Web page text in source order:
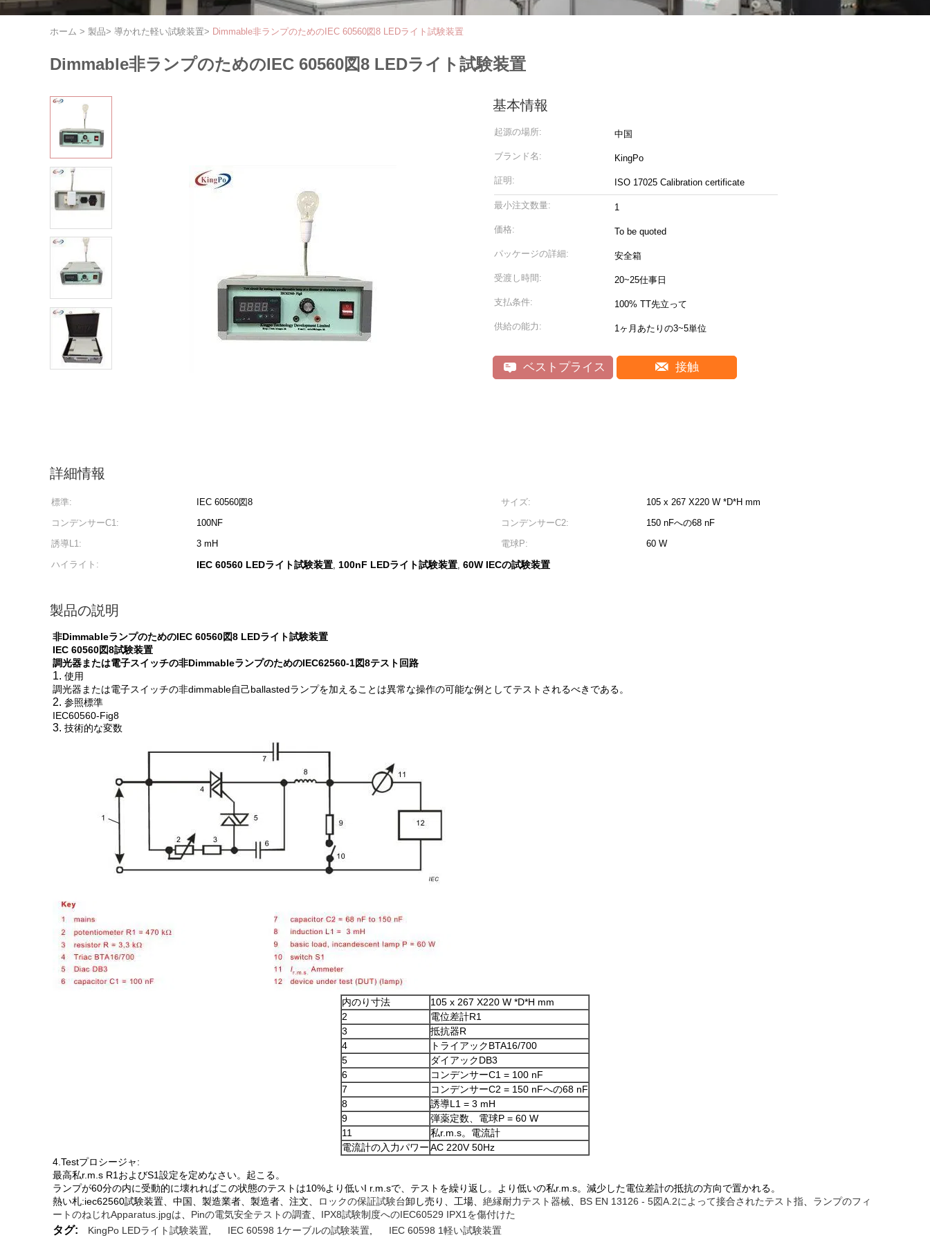
ホーム > 製品> 導かれた軽い試験装置> Dimmable非ランプのためのIEC 60560図8 LEDライト試験装置
Dimmable非ランプのためのIEC 60560図8 LEDライト試験装置
基本情報
起源の場所: 中国
ブランド名: KingPo
証明: ISO 17025 Calibration certificate
最小注文数量: 1
価格: To be quoted
パッケージの詳細: 安全箱
受渡し時間: 20~25仕事日
支払条件: 100% TT先立って
供給の能力: 1ヶ月あたりの3~5単位
ベストプライス 接触
詳細情報
標準: IEC 60560図8 サイズ:
105 x 267 X220 W *D*H mm
コンデンサーC1:
100NF コンデンサーC2:
150 nFへの68 nF
誘導L1:
3 mH 電球P:
60 W
ハイライト:
IEC 60560 LEDライト試験装置, 100nF LEDライト試験装置, 60W IECの試験装置
製品の説明
非DimmableランプのためのIEC 60560図8 LEDライト試験装置
IEC 60560図8試験装置
調光器または電子スイッチの非DimmableランプのためのIEC62560-1図8テスト回路
1. 使用
調光器または電子スイッチの非dimmable自己ballastedランプを加えることは異常な操作の可能な例としてテストされるべきである。
2. 参照標準
IEC60560-Fig8
3. 技術的な変数
内のり寸法
105 x 267 X220 W *D*H mm
2
電位差計R1
3
抵抗器R
4
トライアックBTA16/700
5
ダイアックDB3
6
コンデンサーC1 = 100 nF
7
コンデンサーC2 = 150 nFへの68 nF
8
誘導L1 = 3 mH
9
弾薬定数、電球P = 60 W
11
私r.m.s。電流計
電流計の入力パワーAC 220V 50Hz
4.Testプロシージャ:
最高私r.m.s R1およびS1設定を定めなさい。起こる。
ランプが60分の内に受動的に壊れればこの状態のテストは10%より低いI r.m.sで、テストを繰り返し。より低いの私r.m.s。減少した電位差計の抵抗の方向で置かれる。
熱い札:iec62560試験装置、中国、製造業者、製造者、注文、
ロックの保証試験台卸し売り、工場、 絶縁耐力テスト器械 BS EN 13126 - 5図A.2によって接合されたテスト指
ランプのフィ
ートのねじれApparatus.jpgは
Pinの電気安全テストの調査 IPX8試験制度へのIEC60529 IPX1を傷付けた
タグ: KingPo LEDライト試験装置 IEC 60598 1ケーブルの試験装置 IEC 60598 1軽い試験装置